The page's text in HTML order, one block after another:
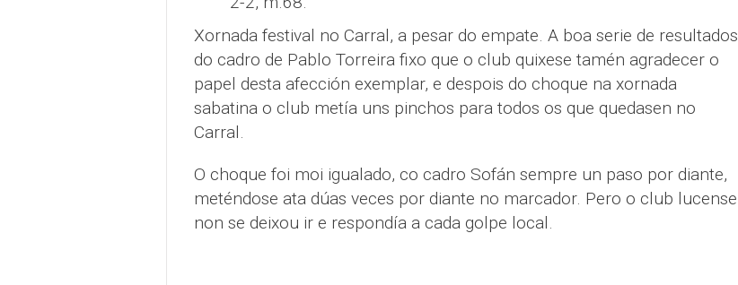
Xornada festival no Carral, a pesar do empate. A boa serie de resultados
do cadro de Pablo Torreira fixo que o club quixese tamén agradecer o
papel desta afección exemplar, e despois do choque na xornada
sabatina o club metía uns pinchos para todos os que quedasen no
Carral.
O choque foi moi igualado, co cadro Sofán sempre un paso por diante,
meténdose ata dúas veces por diante no marcador. Pero o club lucense
non se deixou ir e respondía a cada golpe local.